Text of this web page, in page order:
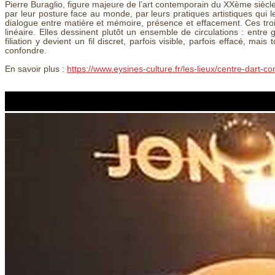
Pierre Buraglio, figure majeure de l’art contemporain du XXème
par leur posture face au monde, par leurs pratiques artistiques qui
dialogue entre matière et mémoire, présence et effacement. Ces
linéaire. Elles dessinent plutôt un ensemble de circulations :
filiation y devient un fil discret, parfois visible, parfois effacé,
confondre.
En savoir plus : https://www.eysines-culture.fr/les-lieux/centre-dart-